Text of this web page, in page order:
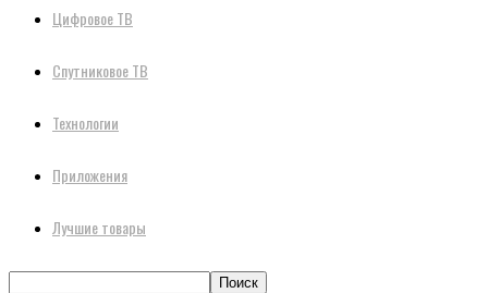
Цифровое ТВ
Спутниковое ТВ
Технологии
Приложения
Лучшие товары